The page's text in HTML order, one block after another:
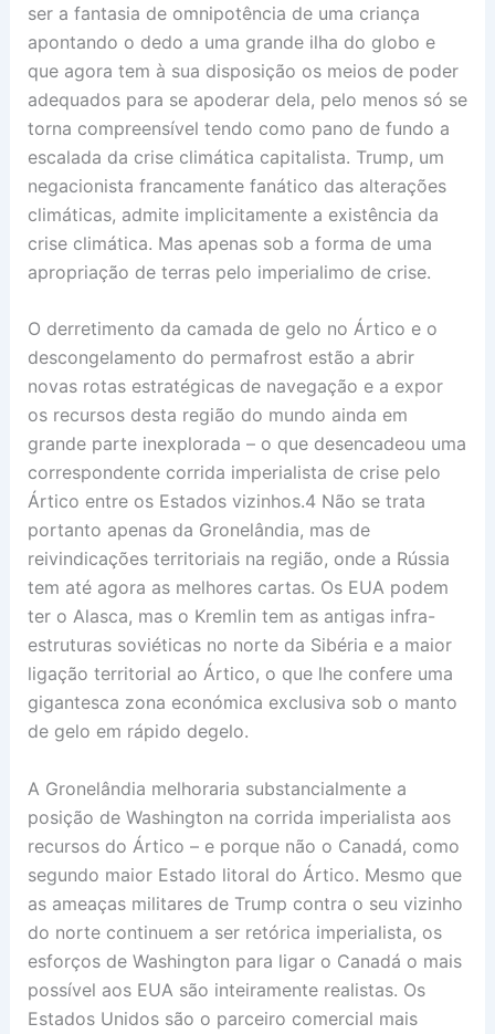
ser a fantasia de omnipotência de uma criança
apontando o dedo a uma grande ilha do globo e
que agora tem à sua disposição os meios de poder
adequados para se apoderar dela, pelo menos só se
torna compreensível tendo como pano de fundo a
escalada da crise climática capitalista. Trump, um
negacionista francamente fanático das alterações
climáticas, admite implicitamente a existência da
crise climática. Mas apenas sob a forma de uma
apropriação de terras pelo imperialimo de crise.
O derretimento da camada de gelo no Ártico e o
descongelamento do permafrost estão a abrir
novas rotas estratégicas de navegação e a expor
os recursos desta região do mundo ainda em
grande parte inexplorada – o que desencadeou uma
correspondente corrida imperialista de crise pelo
Ártico entre os Estados vizinhos.4 Não se trata
portanto apenas da Gronelândia, mas de
reivindicações territoriais na região, onde a Rússia
tem até agora as melhores cartas. Os EUA podem
ter o Alasca, mas o Kremlin tem as antigas infra-
estruturas soviéticas no norte da Sibéria e a maior
ligação territorial ao Ártico, o que lhe confere uma
gigantesca zona económica exclusiva sob o manto
de gelo em rápido degelo.
A Gronelândia melhoraria substancialmente a
posição de Washington na corrida imperialista aos
recursos do Ártico – e porque não o Canadá, como
segundo maior Estado litoral do Ártico. Mesmo que
as ameaças militares de Trump contra o seu vizinho
do norte continuem a ser retórica imperialista, os
esforços de Washington para ligar o Canadá o mais
possível aos EUA são inteiramente realistas. Os
Estados Unidos são o parceiro comercial mais